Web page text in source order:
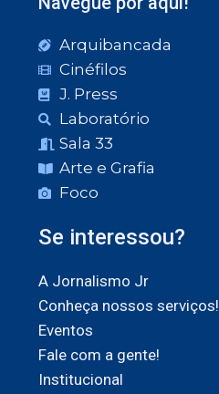
Arquibancada
Cinéfilos
J. Press
Laboratório
Sala 33
Arte e Grafia
Foco
Se interessou?
A Jornalismo Jr
Conheça nossos serviços!
Eventos
Fale com a gente!
Institucional